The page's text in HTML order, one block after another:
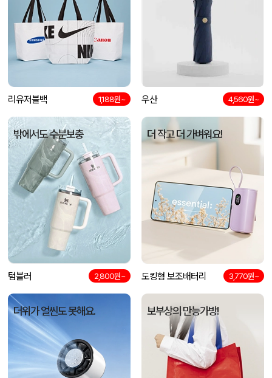
리유저블백 1,188원~ 우산 4,560원~
밖에서도 수분보충
텀블러 2,800원~
더 작고 더 가벼워요!
도킹형 보조배터리 3,770원~
더위가 얼씬도 못해요. 보부상의 만능가방!